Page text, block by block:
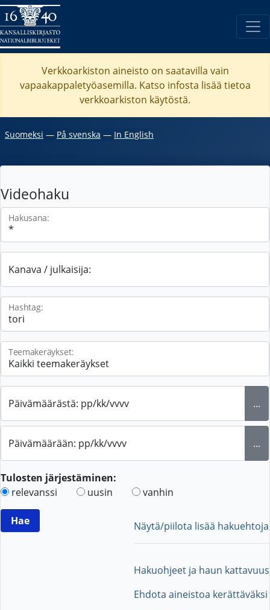
Verkkoarkiston aineisto on saatavilla vain
vapaakappaletyöasemilla. Katso infosta lisää tietoa
verkkoarkiston käytöstä.
Suomeksi ― På svenska ― In English
Videohaku
Hakusana:
Kanava / julkaisija:
Hashtag:
Teemakeräykset:
Päivämäärästä: pp/kk/vvvv ...
Päivämäärään: pp/kk/vvvv ...
Tulosten järjestäminen:
relevanssi
uusin vanhin
Näytä/piilota lisää hakuehtoja
Hakuohjeet ja haun kattavuus
Ehdota aineistoa kerättäväksi